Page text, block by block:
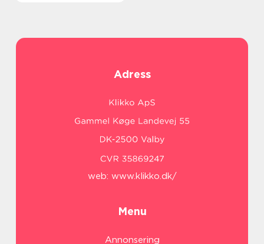
Adress
web: www.klikko.dk/
Menu
Annonsering